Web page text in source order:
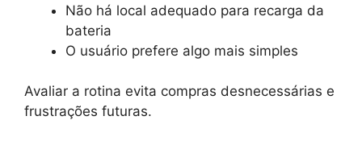
Não há local adequado para recarga da
bateria
O usuário prefere algo mais simples
Avaliar a rotina evita compras desnecessárias e
frustrações futuras.